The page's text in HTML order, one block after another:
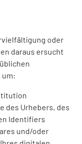
oder
daraus ersucht
des Urhebers, des
Identifiers
und/oder